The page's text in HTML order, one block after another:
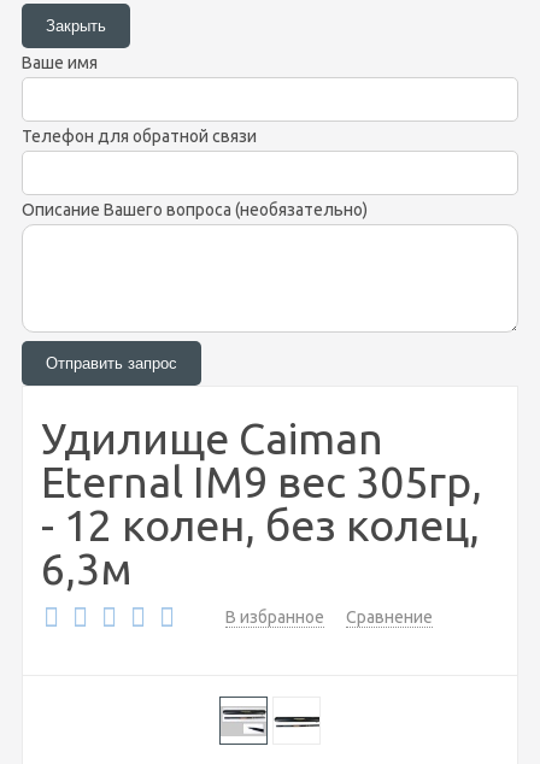
Ваше имя
Телефон для обратной связи
Описание Вашего вопроса (необязательно)
Удилище Caiman
Eternal IM9 вес 305гр,
- 12 колен, без колец,
6,3м
В избранное Сравнение